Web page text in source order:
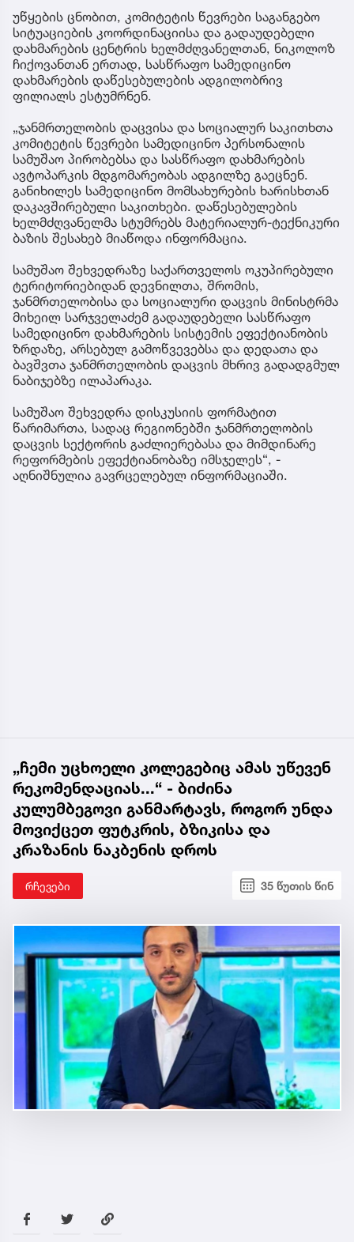
უწყების ცნობით, კომიტეტის წევრები საგანგებო
სიტუაციების კოორდინაციისა და გადაუდებელი
დახმარების ცენტრის ხელმძღვანელთან, ნიკოლოზ
ჩიქოვანთან ერთად, სასწრაფო სამედიცინო
დახმარების დაწესებულების ადგილობრივ
ფილიალს ესტუმრნენ.
„ჯანმრთელობის დაცვისა და სოციალურ საკითხთა
კომიტეტის წევრები სამედიცინო პერსონალის
სამუშაო პირობებსა და სასწრაფო დახმარების
ავტოპარკის მდგომარეობას ადგილზე გაეცნენ.
განიხილეს სამედიცინო მომსახურების ხარისხთან
დაკავშირებული საკითხები. დაწესებულების
ხელმძღვანელმა სტუმრებს მატერიალურ-ტექნიკური
ბაზის შესახებ მიაწოდა ინფორმაცია.
სამუშაო შეხვედრაზე საქართველოს ოკუპირებული
ტერიტორიებიდან დევნილთა, შრომის,
ჯანმრთელობისა და სოციალური დაცვის მინისტრმა
მიხეილ სარჯველაძემ გადაუდებელი სასწრაფო
სამედიცინო დახმარების სისტემის ეფექტიანობის
ზრდაზე, არსებულ გამოწვევებსა და დედათა და
ბავშვთა ჯანმრთელობის დაცვის მხრივ გადადგმულ
ნაბიჯებზე ილაპარაკა.
სამუშაო შეხვედრა დისკუსიის ფორმატით
წარიმართა, სადაც რეგიონებში ჯანმრთელობის
დაცვის სექტორის გაძლიერებასა და მიმდინარე
რეფორმების ეფექტიანობაზე იმსჯელეს“, -
აღნიშნულია გავრცელებულ ინფორმაციაში.
„ჩემი უცხოელი კოლეგებიც ამას უწევენ
რეკომენდაციას...“ - ბიძინა
კულუმბეგოვი განმარტავს, როგორ უნდა
მოვიქცეთ ფუტკრის, ბზიკისა და
კრაზანის ნაკბენის დროს
რჩევები 35 წუთის წინ